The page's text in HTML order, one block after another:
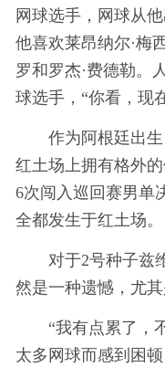
网球选手，网球从
他喜欢莱昂纳尔·梅
罗和罗杰·费德勒。
球选手，“你看，现
作为阿根廷出
红土场上拥有格外
6次闯入巡回赛男
全都发生于红土场。
对于2号种子兹
然是一种遗憾，尤
“我有点累了，
太多网球而感到困